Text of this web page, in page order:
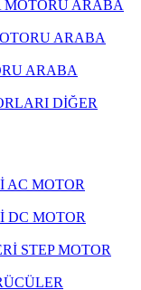
ARABA
ARABA
ARABA
DİĞER
AC MOTOR
DC MOTOR
STEP MOTOR